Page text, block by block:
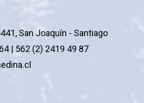
San Joaquín - Santiago
| 562 (2) 2419 49 87